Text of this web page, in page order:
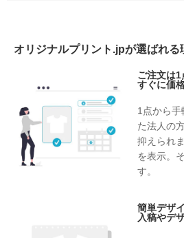
オリジナルプリント.jpが選ばれる
ご注文は1
すぐに価
1点から手
た法人の
抑えられ
を表示。
す。
簡単デザ
入稿やデ